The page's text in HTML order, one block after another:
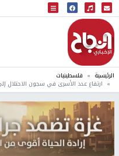
البث المباشر
إذاعة النجاح
الرئيسية فلسطينيات
ارتفاع عدد الأسرى في سجون الاحتلال إلى أكثر من 9350 حتى مطلع